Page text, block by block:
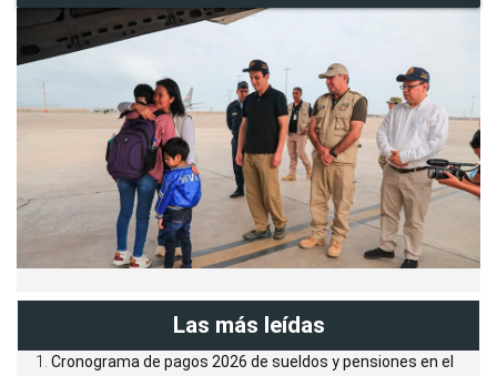
Las más leídas
Cronograma de pagos 2026 de sueldos y pensiones en el